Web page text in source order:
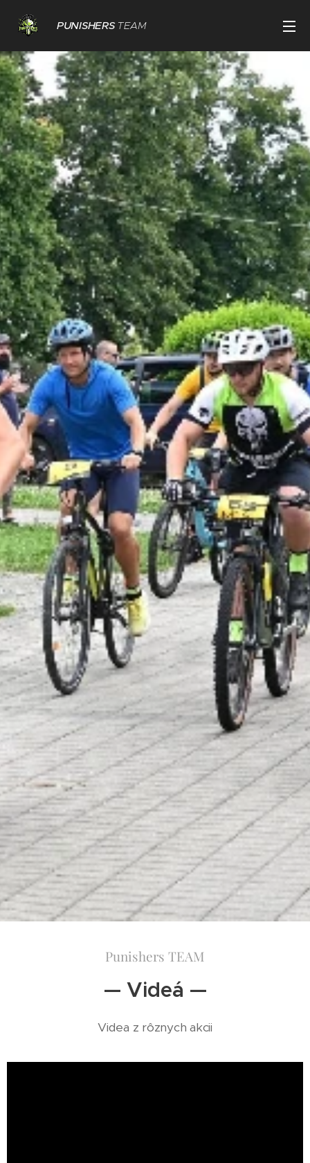
PUNISHERSTEAM
Punishers TEAM
— Videá —
Videa z rôznych akcii